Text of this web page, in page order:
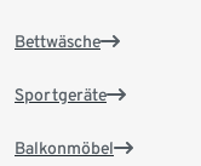
Bettwäsche
Sportgeräte
Balkonmöbel